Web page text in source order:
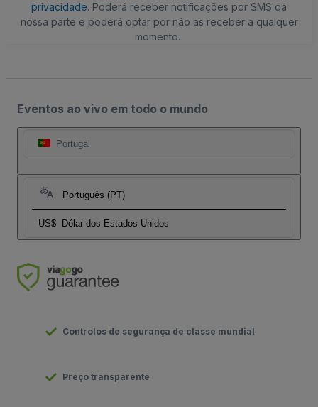
privacidade. Poderá receber notificações por SMS da
nossa parte e poderá optar por não as receber a qualquer
momento.
Eventos ao vivo em todo o mundo
Portugal
Português (PT)
US$ Dólar dos Estados Unidos
Controlos de segurança de classe mundial
Preço transparente